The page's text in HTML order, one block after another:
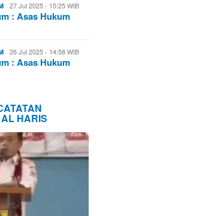
27 Jul 2025 - 15:25 WIB
: Asas Hukum
26 Jul 2025 - 14:58 WIB
: Asas Hukum
HARIS